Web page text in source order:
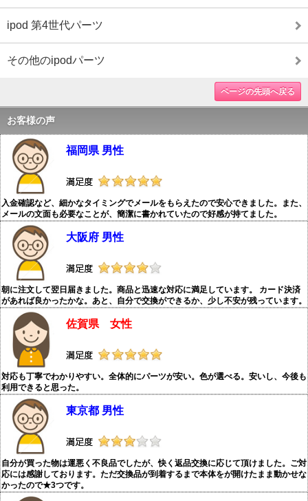
ipod 第4世代パーツ
その他のipodパーツ
ページの先頭へ戻る
お客様の声
福岡県 男性
入金確認など、細かなタイミングでメールをもらえたので安心できました。また、
メールの文面も必要なことが、簡潔に書かれていたので好感が持てました。
大阪府 男性
朝に注文して翌日届きました。商品と迅速な対応に満足しています。 カード決済
があれば良かったかな。あと、自分で交換ができるか、少し不安が残っています。
佐賀県 女性
対応も丁寧でわかりやすい。全体的にパーツが安い。色が選べる。安いし、今後も
利用できると思った。
東京都 男性
自分が買った物は運悪く不良品でしたが、快く返品交換に応じて頂けました。ご対
応には感謝しております。ただ交換品が到着するまで本体をが開けたまま動かせな
かったので★3つです。